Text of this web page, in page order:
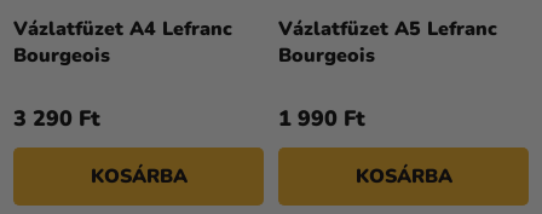
Vázlatfüzet A4 Lefranc
Bourgeois
3 290 Ft
KOSÁRBA
Vázlatfüzet A5 Lefranc
Bourgeois
1 990 Ft
KOSÁRBA